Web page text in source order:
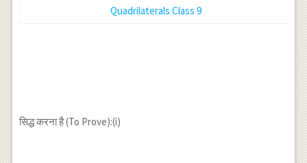
Quadrilaterals Class 9
सिद्ध करना है (To Prove):(i)